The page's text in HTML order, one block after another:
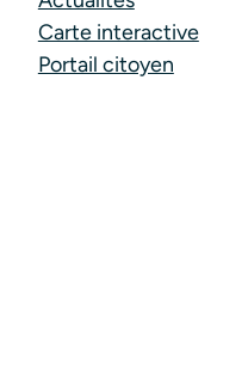
Carte interactive
Portail citoyen